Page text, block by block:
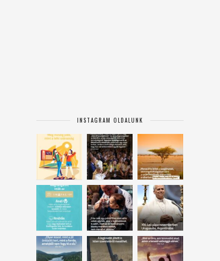
INSTAGRAM OLDALUNK